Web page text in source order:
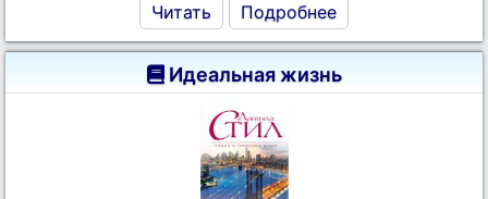
Читать Подробнее
Идеальная жизнь